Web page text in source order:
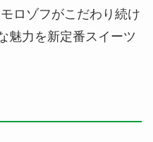
ロゾフがこだわり続け
魅力を新定番スイーツ